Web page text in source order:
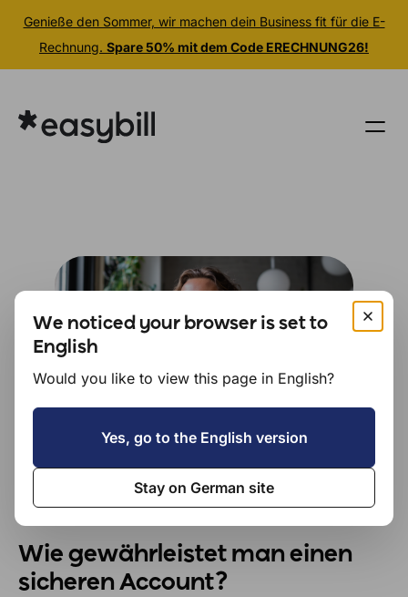
Genieße den Sommer, wir machen dein Business fit für die E-
Rechnung. Spare 50% mit dem Code ERECHNUNG26!
springen
Wie gewährleistet man einen
sicheren Account?
We noticed your browser is set to
English
Would you like to view this page in English?
Yes, go to the English version
Stay on German site